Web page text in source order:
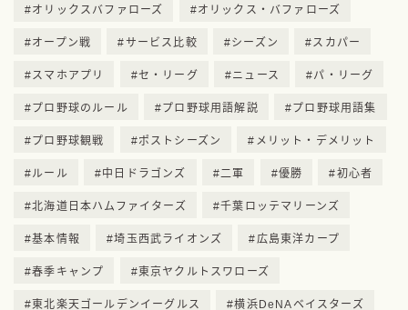
オリックスバファローズ オリックス・バファローズ
オープン戦 サービス比較 シーズン スカパー
スマホアプリ セ・リーグ ニュース パ・リーグ
プロ野球のルール プロ野球用語解説 プロ野球用語集
プロ野球観戦 ポストシーズン メリット・デメリット
ルール 中日ドラゴンズ 二軍 優勝 初心者
北海道日本ハムファイターズ 千葉ロッテマリーンズ
基本情報 埼玉西武ライオンズ 広島東洋カープ
春季キャンプ 東京ヤクルトスワローズ
東北楽天ゴールデンイーグルス 横浜DeNAベイスターズ